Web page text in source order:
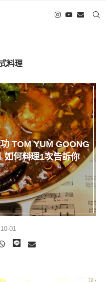
料理
TOM YUM GOONG
如何料理1次告訴你
01